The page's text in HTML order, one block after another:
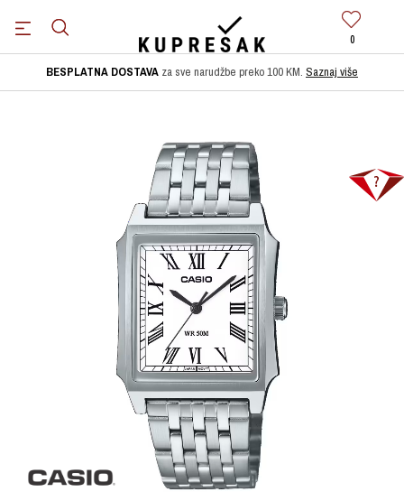
0
BESPLATNA DOSTAVA za sve narudžbe preko 100 KM. Saznaj više